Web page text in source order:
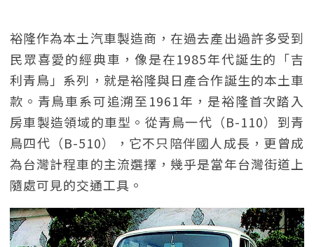
裕隆作為本土汽車製造商，在過去產出過許多受到
民眾喜愛的經典車，像是在1985年代誕生的「吉
利青鳥」系列，就是裕隆與日產合作誕生的本土車
款。青鳥車系可追溯至1961年，是裕隆首次踏入
房車製造領域的車型。從青鳥一代（B-110）到青
鳥四代（B-510），它不只陪伴國人成長，更曾成
為台灣計程車的主流選擇，幾乎是當年台灣街道上
隨處可見的交通工具。